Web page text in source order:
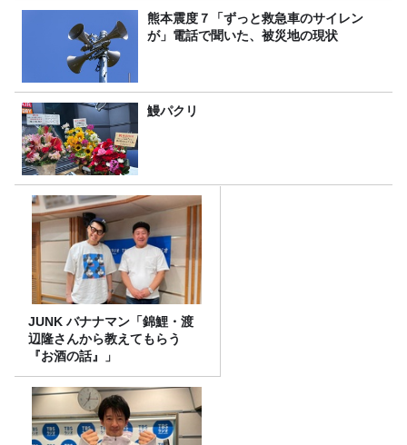
熊本震度７「ずっと救急車のサイレン
が」電話で聞いた、被災地の現状
鰻パクリ
JUNK バナナマン「錦鯉・渡
辺隆さんから教えてもらう
『お酒の話』」